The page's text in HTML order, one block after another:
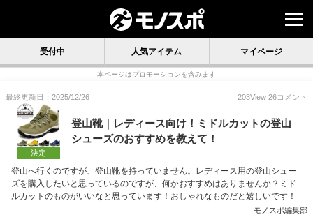
受付中 人気アイテム マイページ
本ページはプロモーションを含みます
最終更新日：2025/12/26 203View 26コメント
決定
登山靴｜レディース向け！ミドルカットの登山
シューズのおすすめを教えて！
登山へ行くのですが、登山靴を持っていません。レディース用の登山シュー
ズを購入したいと思っているのですが、何かおすすめはありませんか？ミド
ルカットのものがいいなと思っています！おしゃれなものだと嬉しいです！
モノスポ編集部